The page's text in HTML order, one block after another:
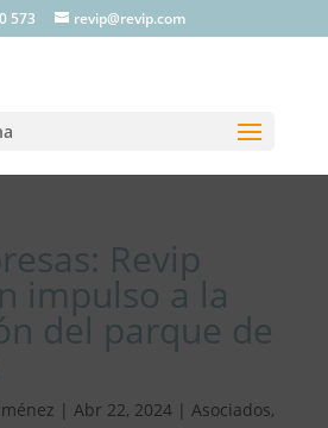
573 revip@revip.com
Revip
impulso a la
del parque de
| Abr 22, 2024| Asociados,